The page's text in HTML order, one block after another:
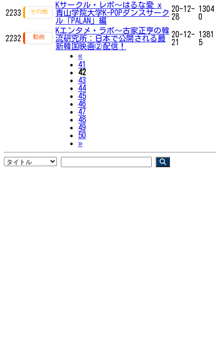
2233
Kサークル・レポ〜はるな愛 x
青山学院大学K-POPダンスサーク
ル「PALAN」編
20-12-
28
1304
0
2232
Kエンタメ・ラボ～古家正亨の韓
流研究所：日本で公開される最
新韓国映画②配信！
20-12-
21
1381
5
«Previous
41
42
43
44
45
46
47
48
49
50
»Next